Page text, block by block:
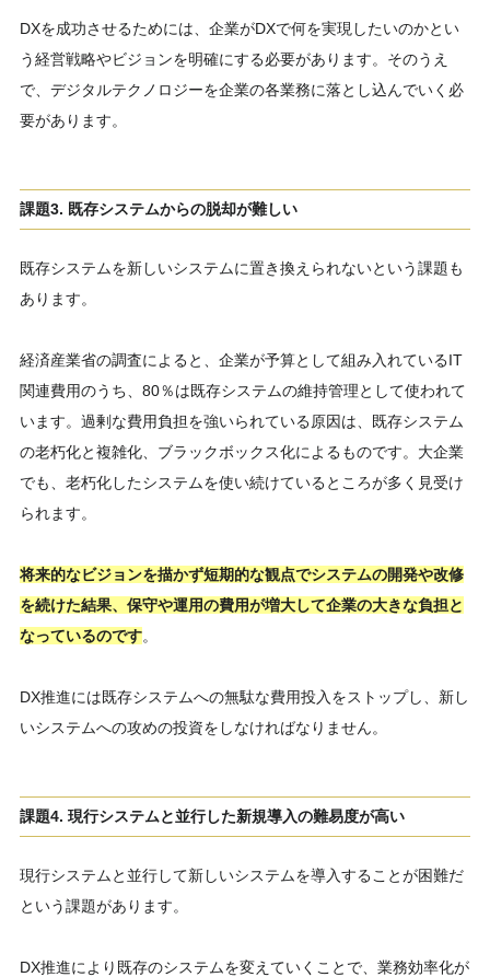
DXを成功させるためには、企業がDXで何を実現したいのかとい
う経営戦略やビジョンを明確にする必要があります。そのうえ
で、デジタルテクノロジーを企業の各業務に落とし込んでいく必
要があります。
課題3. 既存システムからの脱却が難しい
既存システムを新しいシステムに置き換えられないという課題も
あります。
経済産業省の調査によると、企業が予算として組み入れているIT
関連費用のうち、80％は既存システムの維持管理として使われて
います。過剰な費用負担を強いられている原因は、既存システム
の老朽化と複雑化、ブラックボックス化によるものです。大企業
でも、老朽化したシステムを使い続けているところが多く見受け
られます。
将来的なビジョンを描かず短期的な観点でシステムの開発や改修
を続けた結果、保守や運用の費用が増大して企業の大きな負担と
なっているのです。
DX推進には既存システムへの無駄な費用投入をストップし、新し
いシステムへの攻めの投資をしなければなりません。
課題4. 現行システムと並行した新規導入の難易度が高い
現行システムと並行して新しいシステムを導入することが困難だ
という課題があります。
DX推進により既存のシステムを変えていくことで、業務効率化が